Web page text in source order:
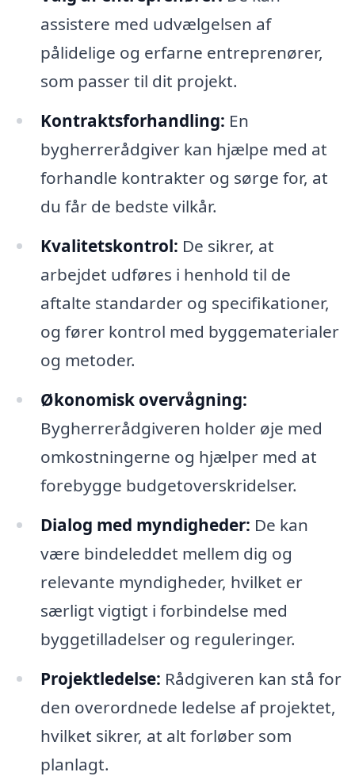
assistere med udvælgelsen af
pålidelige og erfarne entreprenører,
som passer til dit projekt.
Kontraktsforhandling: En
bygherrerådgiver kan hjælpe med at
forhandle kontrakter og sørge for, at
du får de bedste vilkår.
Kvalitetskontrol: De sikrer, at
arbejdet udføres i henhold til de
aftalte standarder og specifikationer,
og fører kontrol med byggematerialer
og metoder.
Økonomisk overvågning:
Bygherrerådgiveren holder øje med
omkostningerne og hjælper med at
forebygge budgetoverskridelser.
Dialog med myndigheder: De kan
være bindeleddet mellem dig og
relevante myndigheder, hvilket er
særligt vigtigt i forbindelse med
byggetilladelser og reguleringer.
Projektledelse: Rådgiveren kan stå for
den overordnede ledelse af projektet,
hvilket sikrer, at alt forløber som
planlagt.